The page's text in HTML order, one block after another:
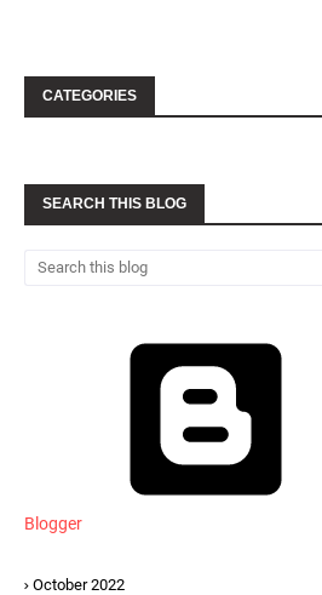
CATEGORIES
SEARCH THIS BLOG
Blogger
October 2022